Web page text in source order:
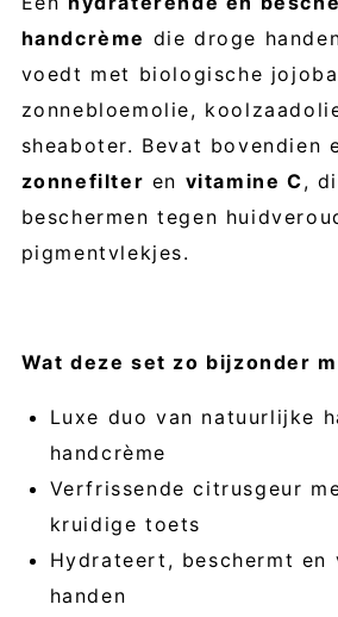
handcrème die droge
voedt met biologische
zonnebloemolie,
sheaboter. Bevat bovendien
zonnefilter en vitamine C,
beschermen tegen
pigmentvlekjes.
Wat deze set zo bijzonder
Luxe duo van natuurlijke
handcrème
Verfrissende citrusgeur
kruidige toets
Hydrateert, beschermt en
handen